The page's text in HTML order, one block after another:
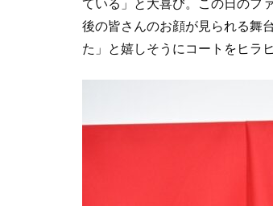
ている」と大喜び。この日のフ
後の皆さんのお顔が見られる舞
た」と嬉しそうにコートをヒラ